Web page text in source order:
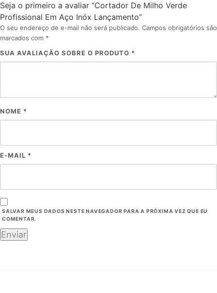
Seja o primeiro a avaliar “Cortador De Milho Verde
Profissional Em Aço Inóx Lançamento”
O seu endereço de e-mail não será publicado. Campos obrigatórios são
marcados com *
SUA AVALIAÇÃO SOBRE O PRODUTO *
NOME *
E-MAIL *
SALVAR MEUS DADOS NESTE NAVEGADOR PARA A PRÓXIMA VEZ QUE EU
COMENTAR.